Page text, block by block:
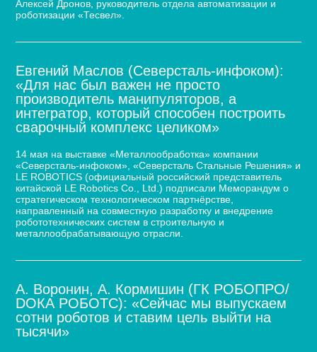
Алексей Дронов, руководитель отдела автоматизации и
роботизации «Тесвел».
Евгений Маслов (Северсталь-инфоком):
«Для нас был важен не просто
производитель манипуляторов, а
интегратор, который способен построить
сварочный комплекс целиком»
14 мая на выставке «Металлообработка» компании
«Северсталь-инфоком», «Северсталь Стальные Решения» и
LE ROBOTICS (официальный российский представитель
китайской LE Robotics Co., Ltd.) подписали Меморандум о
стратегическом технологическом партнёрстве,
направленный на совместную разработку и внедрение
робототехнических систем в строительную и
металлообрабатывающую отрасли.
А. Воронин, А. Кормишин (ГК РОБОПРО/
DOКА РОБОТС): «Сейчас мы выпускаем
сотни роботов и ставим цель выйти на
тысячи»